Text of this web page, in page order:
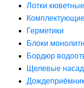
Лотки кюветные
Герметики
Блоки
Бордюр
Щелевые